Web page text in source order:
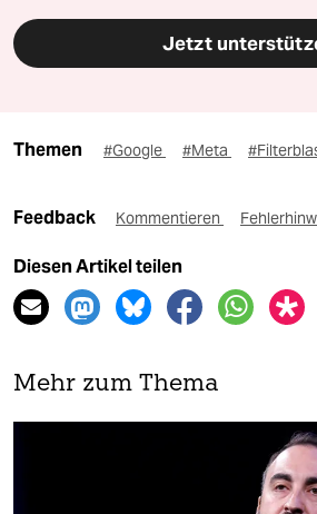
Jetzt
Themen #Google #Meta
Feedback Kommentieren
Diesen Artikel teilen
Mehr zum Thema